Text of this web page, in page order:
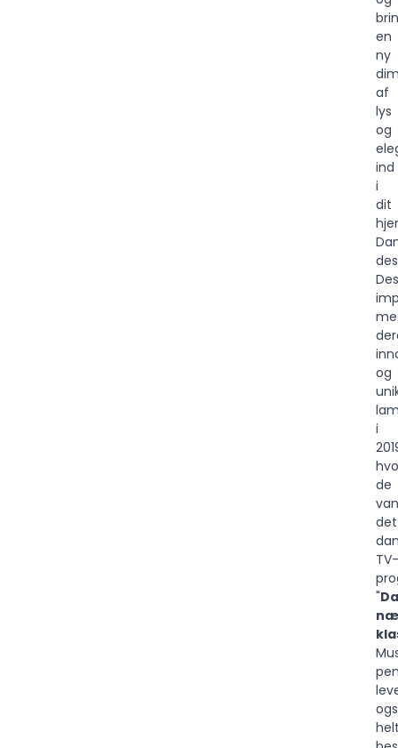
en
ny
af
lys
og
ind
i
dit
og
i
de
det
TV-
"